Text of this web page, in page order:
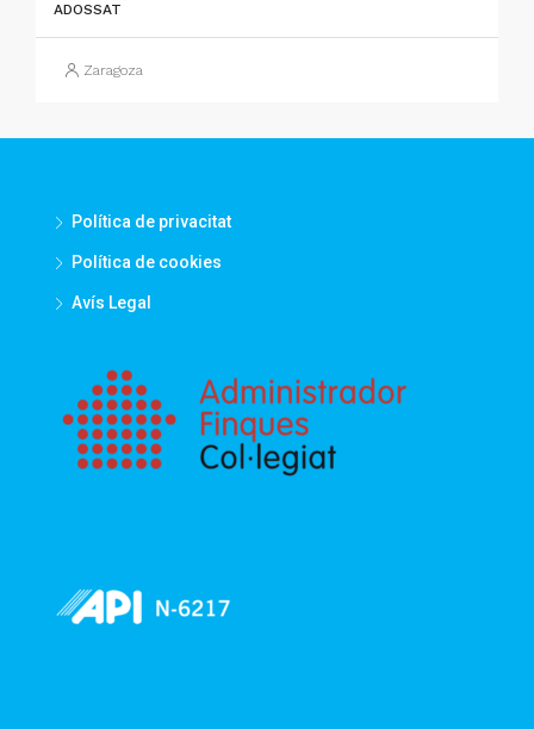
ADOSSAT
Zaragoza
Política de privacitat
Política de cookies
Avís Legal